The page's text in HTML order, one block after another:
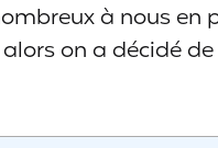
à nous en
on a décidé